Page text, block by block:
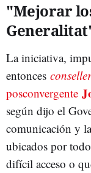
"Mejorar
La iniciativa,
entonces conseller
posconvergente
según dijo el
comunicación y
ubicados por
difícil acceso o